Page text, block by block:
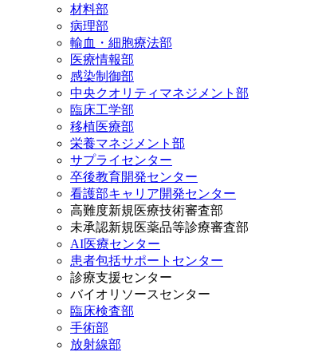
材料部
病理部
輸血・細胞療法部
医療情報部
感染制御部
中央クオリティマネジメント部
臨床工学部
移植医療部
栄養マネジメント部
サプライセンター
卒後教育開発センター
看護部キャリア開発センター
高難度新規医療技術審査部
未承認新規医薬品等診療審査部
AI医療センター
患者包括サポートセンター
診療支援センター
バイオリソースセンター
臨床検査部
手術部
放射線部